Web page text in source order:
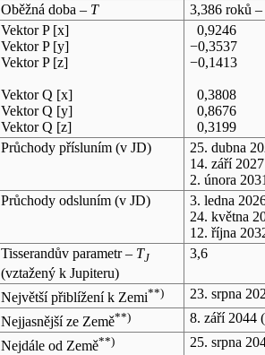
Oběžná doba – T
3,386 roků
Vektor P [x]
Vektor P [y]
Vektor P [z]
Vektor Q [x]
Vektor Q [y]
Vektor Q [z]
0,9246
−0,3537
−0,1413
0,3808
0,8676
0,3199
Průchody přísluním (v JD) 25. dubna
14. září 2027
2. února 2031
Průchody odsluním (v JD) 3. ledna
24. května
12. října
Tisserandův parametr – TJ
(vztažený k Jupiteru)
3,6
Největší přiblížení k Zemi**) 23. srpna
Nejjasnější ze Země**) 8. září 2044
Nejdále od Země**) 25. srpna